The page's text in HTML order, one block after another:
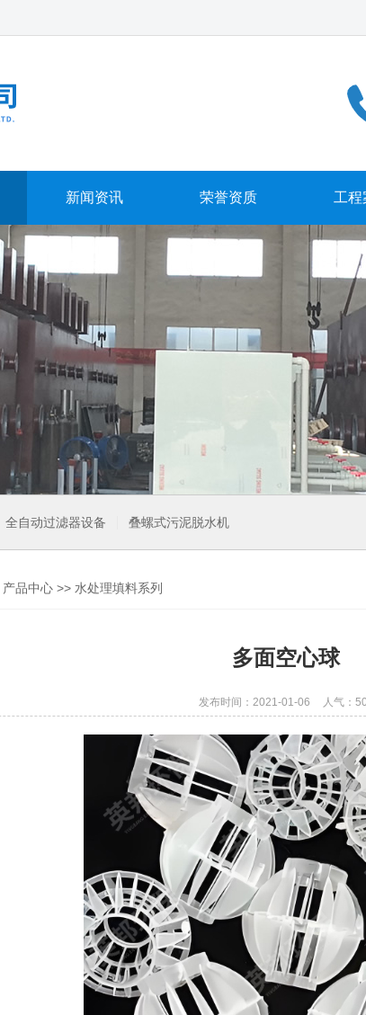
新闻资讯 荣誉资质 工程
全自动过滤器设备 叠螺式污泥脱水机
产品中心 >> 水处理填料系列
多面空心球
发布时间：2021-01-06 人气：